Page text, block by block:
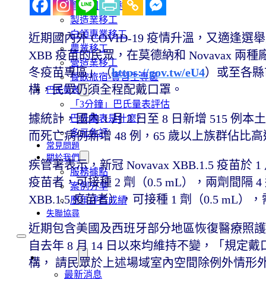
資源回收業移工
製造業移工
白領專業移工
農業移工
營造業移工
餐飲旅宿-實習生專區
巴氏量表
「3分鐘」巴氏量表評估
巴氏量表是什麼?
多元免評
常見問題
關於我們
服務據點
案例分享
歷年評鑑成績
失聯協尋
移工新聞
最新消息
近期國內外 COVID-19 疫情升溫，又適逢選
XBB 疫苗的民眾，在莫德納和 Novavax 兩
冬疫苗專區」（https://gov.tw/eU4）或至各
構，民眾仍須全程配戴口罩。
據統計，國內 1 月 2 日至 8 日新增 515 例本
而死亡病例新增 48 例，65 歲以上族群佔比
疾管署表示，新冠 Novavax XBB.1.5 疫苗於
疫苗者，可接種 2 劑（0.5 mL），兩劑間隔
XBB.1.5 疫苗者），可接種 1 劑（0.5 mL）
近期包含美國及西班牙部分地區恢復醫療照
自去年 8 月 14 日以來均維持不變，「規定
構， 請民眾於上述場域室內空間除例外情形